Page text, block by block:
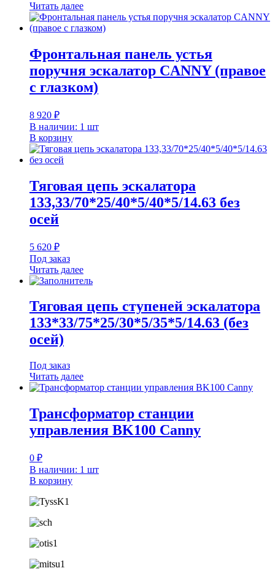
Читать далее
Фронтальная панель устья
поручня эскалатор CANNY (правое
с глазком)
8 920 ₽
В наличии: 1 шт
В корзину
Тяговая цепь эскалатора
133,33/70*25/40*5/40*5/14.63 без
осей
5 620 ₽
Под заказ
Читать далее
Тяговая цепь ступеней эскалатора
133*33/75*25/30*5/35*5/14.63 (без
осей)
Под заказ
Читать далее
Трансформатор станции
управления BK100 Canny
0 ₽
В наличии: 1 шт
В корзину